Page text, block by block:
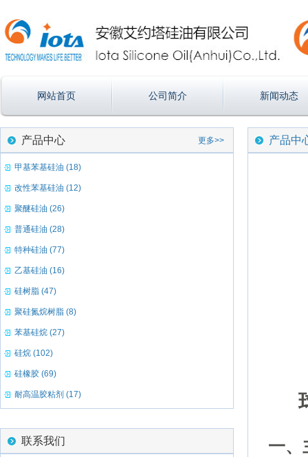
网站首页 公司简介 新闻动态
产品中心 更多>>
甲基苯基硅油 (18)
改性苯基硅油 (12)
聚醚硅油 (26)
普通硅油 (28)
特种硅油 (77)
乙基硅油 (16)
硅树脂 (47)
聚硅氮烷树脂 (8)
苯基硅烷 (27)
硅烷 (102)
硅橡胶 (69)
耐高温胶粘剂 (17)
联系我们
产品中
一、